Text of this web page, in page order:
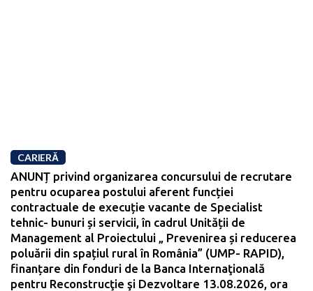
CARIERĂ
ANUNȚ privind organizarea concursului de recrutare
pentru ocuparea postului aferent funcției
contractuale de execuție vacante de Specialist
tehnic- bunuri și servicii, în cadrul Unității de
Management al Proiectului „ Prevenirea și reducerea
poluării din spațiul rural în România” (UMP- RAPID),
finanțare din fonduri de la Banca Internaţională
pentru Reconstrucţie şi Dezvoltare 13.08.2026, ora